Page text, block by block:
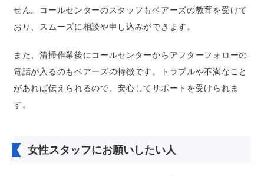
せん。コールセンターのスタッフもベアーズの教育を受けて
おり、スムーズに相談や申し込みができます。
また、清掃作業後にコールセンターからアフターフォローの
電話が入るのもベアーズの特徴です。トラブルや不満なこと
があれば伝えられるので、安心してサポートを受けられま
す。
女性スタッフにお願いしたい人